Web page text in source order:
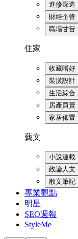
進修深造
財經企管
職場甘苦
住家
收藏嗜好
裝潢設計
生活綜合
房產買賣
家居佈置
藝文
小說連載
政論人文
散文筆記
專業觀點
明星
SEO週報
StyleMe